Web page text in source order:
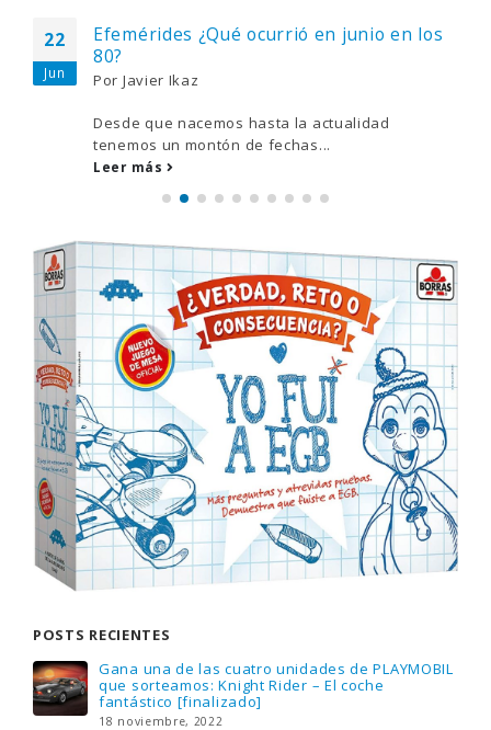
22
Jun
Efemérides ¿Qué ocurrió en junio en los
80?
Por Javier Ikaz
Desde que nacemos hasta la actualidad
tenemos un montón de fechas...
Leer más
POSTS RECIENTES
Gana una de las cuatro unidades de PLAYMOBIL
que sorteamos: Knight Rider – El coche
fantástico [finalizado]
18 noviembre, 2022